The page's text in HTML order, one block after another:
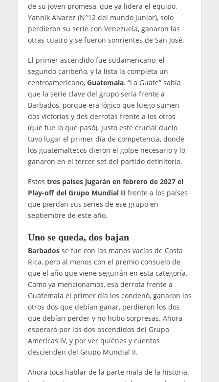
de su joven promesa, que ya lidera el equipo,
Yannik Álvarez (N°12 del mundo junior), solo
perdieron su serie con Venezuela, ganaron las
otras cuatro y se fueron sonrientes de San José.
El primer ascendido fue sudamericano, el
segundo caribeño, y la lista la completa un
centroamericano, Guatemala. “La Guate” sabía
que la serie clave del grupo sería frente a
Barbados, porque era lógico que luego sumen
dos victorias y dos derrotas frente a los otros
(que fue lo que pasó). Justo este crucial duelo
tuvo lugar el primer día de competencia, donde
los guatemaltecos dieron el golpe necesario y lo
ganaron en el tercer set del partido definitorio.
Estos tres países jugarán en febrero de 2027 el
Play-off del Grupo Mundial II frente a los países
que pierdan sus series de ese grupo en
septiembre de este año.
Uno se queda, dos bajan
Barbadosse fue con las manos vacías de Costa
Rica, pero al menos con el premio consuelo de
que el año que viene seguirán en esta categoría.
Como ya mencionamos, esa derrota frente a
Guatemala el primer día los condenó, ganaron los
otros dos que debían ganar, perdieron los dos
que debían perder y no hubo sorpresas. Ahora
esperará por los dos ascendidos del Grupo
Americas IV, y por ver quiénes y cuentos
descienden del Grupo Mundial II.
Ahora toca hablar de la parte mala de la historia.